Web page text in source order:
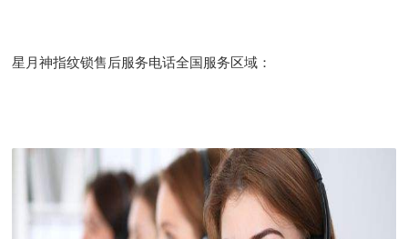
星月神指纹锁售后服务电话全国服务区域：